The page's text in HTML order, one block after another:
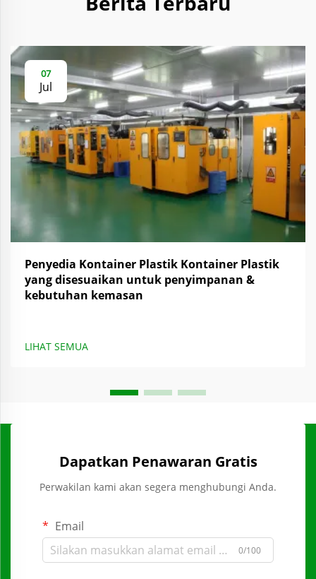
07
Jul
Penyedia Kontainer Plastik Kontainer Plastik
yang disesuaikan untuk penyimpanan &
kebutuhan kemasan
LIHAT SEMUA
Dapatkan Penawaran Gratis
Perwakilan kami akan segera menghubungi Anda.
Email
0/100